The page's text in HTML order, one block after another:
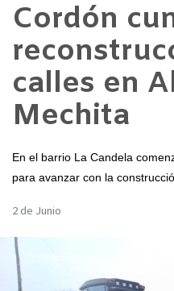
Cordón
calles en
Mechita
En el barrio La Candela
para avanzar con la
2 de Junio